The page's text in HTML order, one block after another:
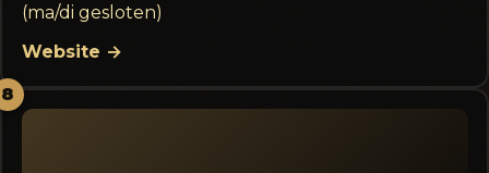
(ma/di gesloten)
Website →
8